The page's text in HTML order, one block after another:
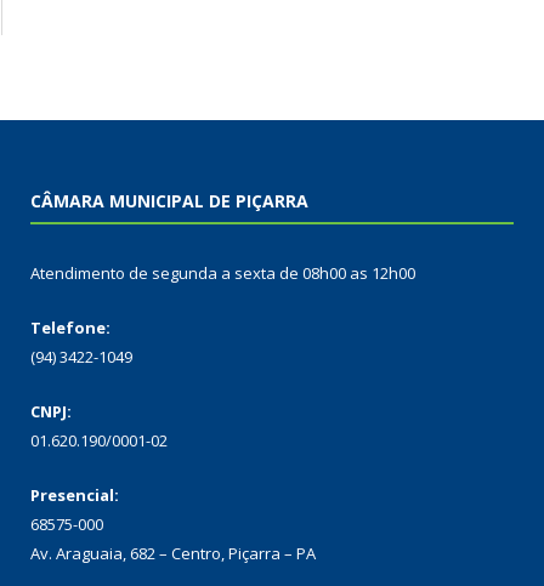
CÂMARA MUNICIPAL DE PIÇARRA
Atendimento de segunda a sexta de 08h00 as 12h00
Telefone:
(94) 3422-1049
CNPJ:
01.620.190/0001-02
Presencial:
68575-000
Av. Araguaia, 682 – Centro, Piçarra – PA